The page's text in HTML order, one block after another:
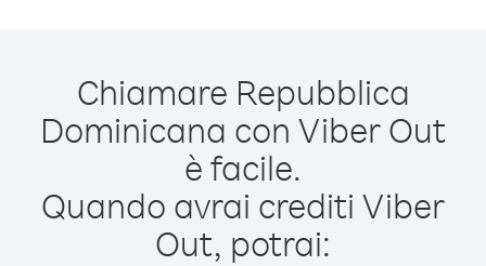
Chiamare Repubblica
Dominicana con Viber Out
è facile.
Quando avrai crediti Viber
Out, potrai: